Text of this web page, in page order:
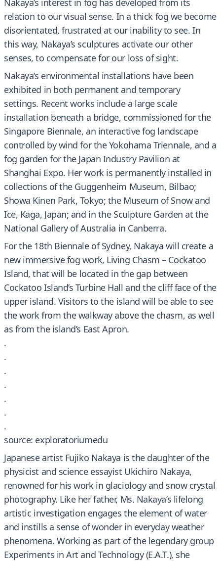
Nakaya’s interest in fog has developed from its
relation to our visual sense. In a thick fog we become
disorientated, frustrated at our inability to see. In
this way, Nakaya’s sculptures activate our other
senses, to compensate for our loss of sight.
Nakaya’s environmental installations have been
exhibited in both permanent and temporary
settings. Recent works include a large scale
installation beneath a bridge, commissioned for the
Singapore Biennale, an interactive fog landscape
controlled by wind for the Yokohama Triennale, and a
fog garden for the Japan Industry Pavilion at
Shanghai Expo. Her work is permanently installed in
collections of the Guggenheim Museum, Bilbao;
Showa Kinen Park, Tokyo; the Museum of Snow and
Ice, Kaga, Japan; and in the Sculpture Garden at the
National Gallery of Australia in Canberra.
For the 18th Biennale of Sydney, Nakaya will create a
new immersive fog work, Living Chasm – Cockatoo
Island, that will be located in the gap between
Cockatoo Island’s Turbine Hall and the cliff face of the
upper island. Visitors to the island will be able to see
the work from the walkway above the chasm, as well
as from the island’s East Apron.
.
.
.
.
.
.
.
source: exploratoriumedu
Japanese artist Fujiko Nakaya is the daughter of the
physicist and science essayist Ukichiro Nakaya,
renowned for his work in glaciology and snow crystal
photography. Like her father, Ms. Nakaya’s lifelong
artistic investigation engages the element of water
and instills a sense of wonder in everyday weather
phenomena. Working as part of the legendary group
Experiments in Art and Technology (E.A.T.), she